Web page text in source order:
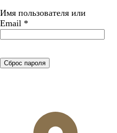
Имя пользователя или
Email *
Сброс пароля